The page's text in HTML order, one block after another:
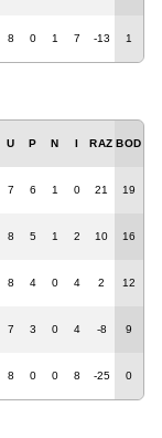
8 0 1 7 -13 1
U P N I RAZ BOD
7 6 1 0 21 19
8 5 1 2 10 16
8 4 0 4 2 12
7 3 0 4 -8 9
8 0 0 8 -25 0